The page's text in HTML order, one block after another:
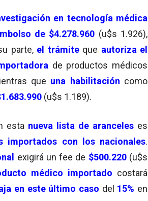
en tecnología médica
de $4.278.960 (u$s 1.926),
parte, el trámiteque autoriza el
de productos médicos
que una habilitación como
(u$s 1.189).
esta nueva lista de aranceles es
importados con los nacionales.
exigirá un fee de $500.220 (u$s
médico importado costará
en este último caso del 15% en